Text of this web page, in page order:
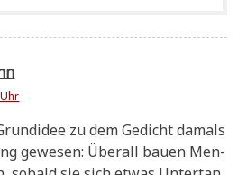
zu dem Gedicht damals
gewe­sen: Über­all bau­en Men­